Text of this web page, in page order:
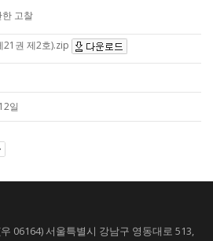
한 고찰
21권 제2호).zip
일
서울특별시 강남구 영동대로 513,